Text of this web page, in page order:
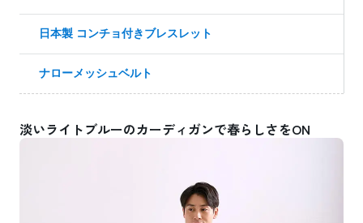
日本製 コンチョ付きブレスレット
ナローメッシュベルト
淡いライトブルーのカーディガンで春らしさをON